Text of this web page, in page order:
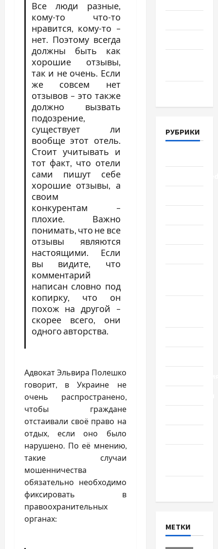
Все люди разные,
кому-то что-то
нравится, кому-то –
нет. Поэтому всегда
должны быть как
хорошие отзывы,
так и не очень. Если
же совсем нет
отзывов – это также
должно вызвать
подозрение,
существует ли
вообще этот отель.
Стоит учитывать и
тот факт, что отели
сами пишут себе
хорошие отзывы, а
своим
конкурентам –
плохие. Важно
понимать, что не все
отзывы являются
настоящими. Если
вы видите, что
комментарий
написан словно под
копирку, что он
похож на другой –
скорее всего, они
одного авторства.
Адвокат Эльвира Полешко
говорит, в Украине не
очень распространено,
чтобы граждане
отстаивали своё право на
отдых, если оно было
нарушено. По её мнению,
такие случаи
мошенничества
обязательно необходимо
фиксировать в
правоохранительных
органах:
РУБРИКИ
МЕТКИ